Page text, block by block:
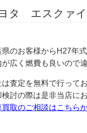
タ エスクァ
県のお客様からH27年
が広く燃費も良いので
は査定を無料で行って
検討の際は是非当店に
買取のご相談はこちら